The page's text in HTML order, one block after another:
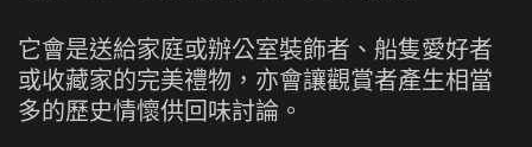
它會是送給家庭或辦公室裝飾者、船隻愛好者
或收藏家的完美禮物，亦會讓觀賞者產生相當
多的歷史情懷供回味討論。